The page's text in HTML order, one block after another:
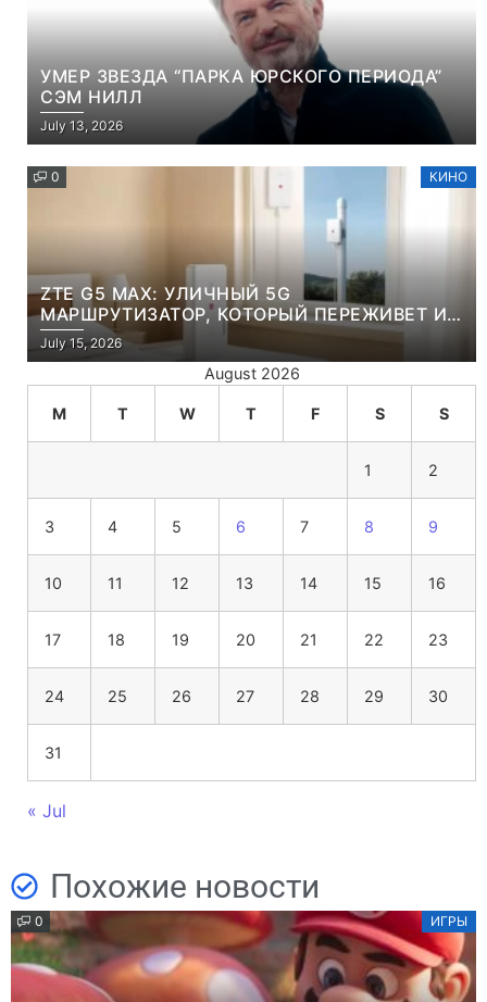
УМЕР ЗВЕЗДА “ПАРКА ЮРСКОГО ПЕРИОДА”
СЭМ НИЛЛ
July 13, 2026
0 КИНО
ZTE G5 MAX: УЛИЧНЫЙ 5G
МАРШРУТИЗАТОР, КОТОРЫЙ ПЕРЕЖИВЕТ И
ЛЮТУЮ ЗИМУ, И ЖАРКОЕ ЛЕТО
July 15, 2026
August 2026
M T W T F S S
1 2
3 4 5 6 7 8 9
10 11 12 13 14 15 16
17 18 19 20 21 22 23
24 25 26 27 28 29 30
31
« Jul
Похожие новости
0 ИГРЫ